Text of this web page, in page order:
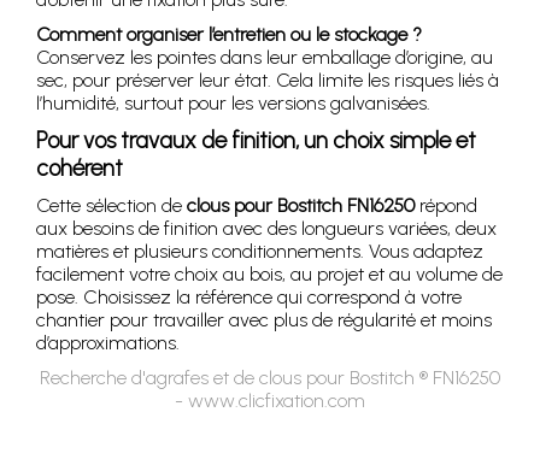
Comment organiser l’entretien ou le stockage ?
Conservez les pointes dans leur emballage d’origine, au
sec, pour préserver leur état. Cela limite les risques liés à
l’humidité, surtout pour les versions galvanisées.
Pour vos travaux de finition, un choix simple et
cohérent
Cette sélection de clous pour Bostitch FN16250répond
aux besoins de finition avec des longueurs variées, deux
matières et plusieurs conditionnements. Vous adaptez
facilement votre choix au bois, au projet et au volume de
pose. Choisissez la référence qui correspond à votre
chantier pour travailler avec plus de régularité et moins
d’approximations.
Recherche d'agrafes et de clous pour Bostitch ® FN16250
- www.clicfixation.com